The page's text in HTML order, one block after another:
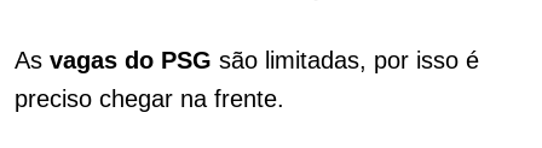
As vagas do PSG são limitadas, por isso é
preciso chegar na frente.